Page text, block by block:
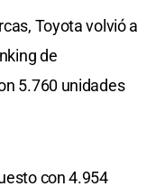
Toyota volvió a
de
5.760 unidades
con 4.954